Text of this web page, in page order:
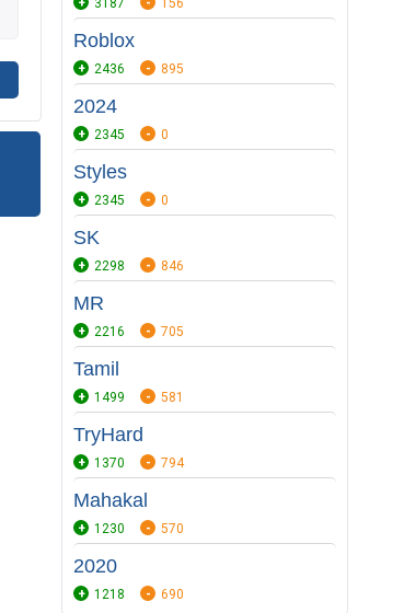
Roblox
2436 895
2024
2345 0
Styles
2345 0
SK
2298 846
MR
2216 705
Tamil
1499 581
TryHard
1370 794
Mahakal
1230 570
2020
1218 690